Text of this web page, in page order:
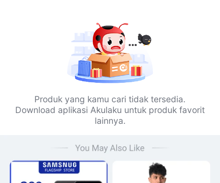
Produk yang kamu cari tidak tersedia.
Download aplikasi Akulaku untuk produk favorit
lainnya.